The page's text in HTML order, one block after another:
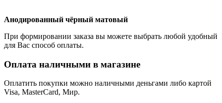
Анодированный чёрный матовый
При формировании заказа вы можете выбрать любой удобный
для Вас способ оплаты.
Оплата наличными в магазине
Оплатить покупки можно наличными деньгами либо картой
Visa, MasterCard, Мир.